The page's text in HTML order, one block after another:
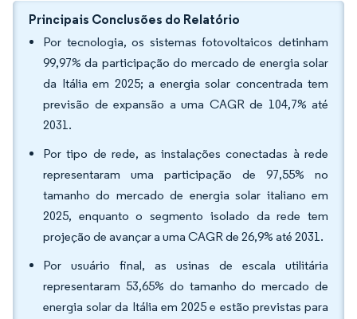
Principais Conclusões do Relatório
Por tecnologia, os sistemas fotovoltaicos detinham
99,97% da participação do mercado de energia solar
da Itália em 2025; a energia solar concentrada tem
previsão de expansão a uma CAGR de 104,7% até
2031.
Por tipo de rede, as instalações conectadas à rede
representaram uma participação de 97,55% no
tamanho do mercado de energia solar italiano em
2025, enquanto o segmento isolado da rede tem
projeção de avançar a uma CAGR de 26,9% até 2031.
Por usuário final, as usinas de escala utilitária
representaram 53,65% do tamanho do mercado de
energia solar da Itália em 2025 e estão previstas para